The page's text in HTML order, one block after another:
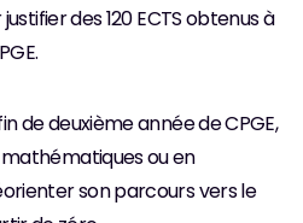
des 120 ECTS obtenus à
de deuxième année de CPGE,
ou en
son parcours vers le